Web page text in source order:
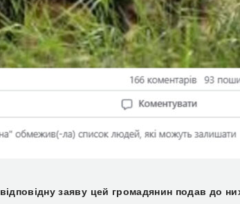
відповідну заяву цей громадянин подав до